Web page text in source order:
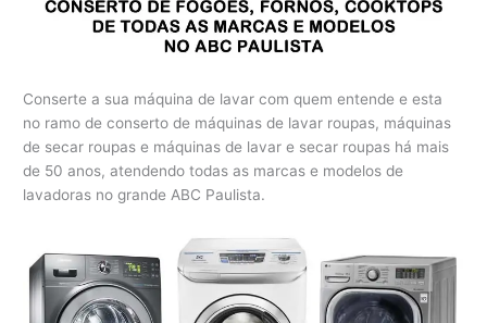
Conserte a sua máquina de lavar com quem entende e esta
no ramo de conserto de máquinas de lavar roupas, máquinas
de secar roupas e máquinas de lavar e secar roupas há mais
de 50 anos, atendendo todas as marcas e modelos de
lavadoras no grande ABC Paulista.